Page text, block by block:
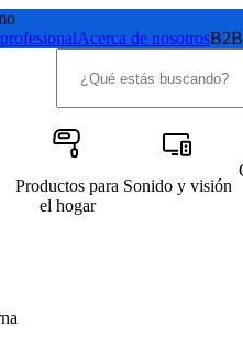
Acerca de nosotrosB2B
Productos para
el hogar
Sonido y visión